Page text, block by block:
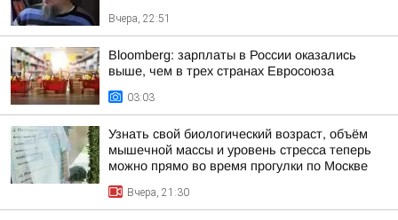
Вчера, 22:51
Bloomberg: зарплаты в России оказались
выше, чем в трех странах Евросоюза
03:03
Узнать свой биологический возраст, объём
мышечной массы и уровень стресса теперь
можно прямо во время прогулки по Москве
Вчера, 21:30